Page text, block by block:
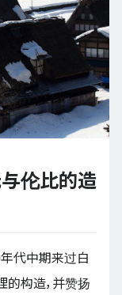
伦比的造
代中期来过白
的构造，并赞扬